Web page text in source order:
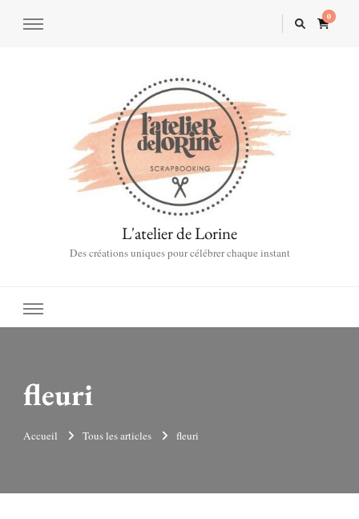
0
L'atelier de Lorine
Des créations uniques pour célébrer chaque instant
fleuri
Accueil Tous les articles fleuri